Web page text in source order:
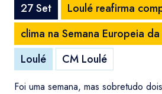
27 Set
Loulé reafirma
clima na Semana Europeia
Loulé
CM Loulé
Foi uma semana, mas sobretudo